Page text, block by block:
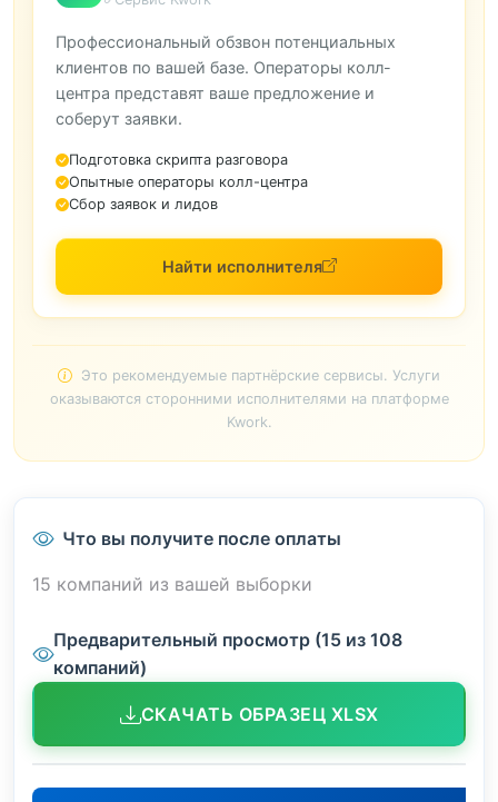
Профессиональный обзвон потенциальных
клиентов по вашей базе. Операторы колл-
центра представят ваше предложение и
соберут заявки.
Подготовка скрипта разговора
Опытные операторы колл-центра
Сбор заявок и лидов
Найти исполнителя
Это рекомендуемые партнёрские сервисы. Услуги
оказываются сторонними исполнителями на платформе
Kwork.
Что вы получите после оплаты
15 компаний из вашей выборки
Предварительный просмотр (15 из 108
компаний)
СКАЧАТЬ ОБРАЗЕЦ XLSX